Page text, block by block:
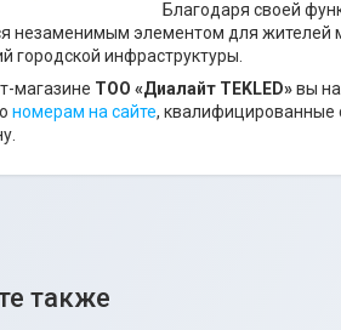
Благодаря своей
незаменимым элементом для жителей
городской инфраструктуры.
магазине ТОО «Диалайт TEKLED»вы
номерам на сайте, квалифицированные